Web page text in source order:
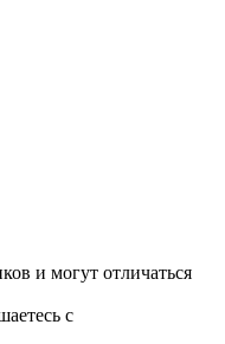
и могут отличаться
c